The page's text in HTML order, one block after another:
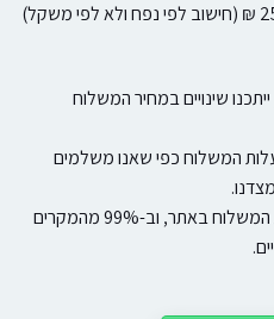
שינויים במחיר המשלוח
המשלוח כפי שאנו משלמים
אנו מקפידים לדייק את חישוב עלויות המשלוח באתר, וב-99% מהמקרים